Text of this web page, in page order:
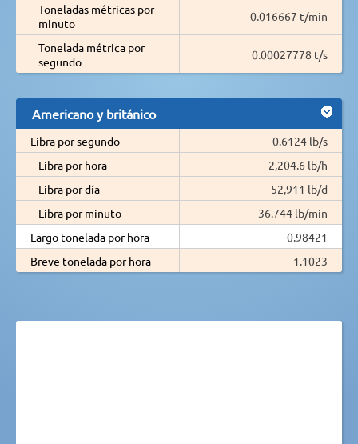
Toneladas métricas por
minuto
0.016667 t/min
Tonelada métrica por
segundo
0.00027778 t/s
Americano y británico
Libra por segundo
0.6124 lb/s
Libra por hora
2,204.6 lb/h
Libra por día
52,911 lb/d
Libra por minuto
36.744 lb/min
Largo tonelada por hora
0.98421
Breve tonelada por hora
1.1023